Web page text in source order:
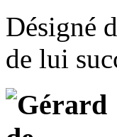
Désigné
de lui